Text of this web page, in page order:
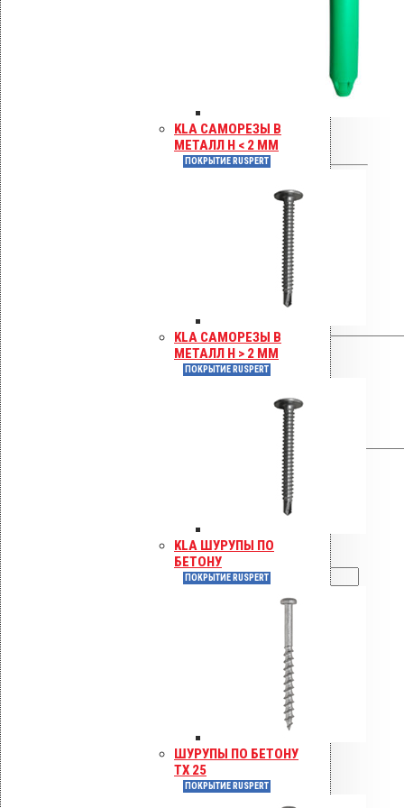
KLA САМОРЕЗЫ В
МЕТАЛЛ H < 2 ММ
ПОКРЫТИЕ RUSPERT
KLA САМОРЕЗЫ В
МЕТАЛЛ H > 2 ММ
ПОКРЫТИЕ RUSPERT
KLA ШУРУПЫ ПО
БЕТОНУ
ПОКРЫТИЕ RUSPERT
ШУРУПЫ ПО БЕТОНУ
TX 25
ПОКРЫТИЕ RUSPERT
Отзывов пока нет.
Будьте первым, кто оставил
отзыв на «Водосточным
воронка с битумным фланцем
AM-75 (340 мм длина трубы)»
*
*
Сохранить моё имя, email и адрес
сайта в этом браузере для
последующих моих комментариев.
Инструкции по монтажу
Сертификаты
Технические паспорта
Каталоги